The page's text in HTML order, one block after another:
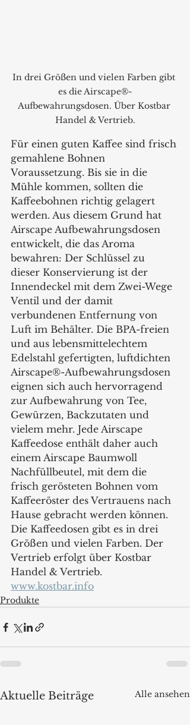
In drei Größen und vielen Farben gibt
es die Airscape®-
Aufbewahrungsdosen. Über Kostbar
Handel & Vertrieb.
Für einen guten Kaffee sind frisch
gemahlene Bohnen
Voraussetzung. Bis sie in die
Mühle kommen, sollten die
Kaffeebohnen richtig gelagert
werden. Aus diesem Grund hat
Airscape Aufbewahrungsdosen
entwickelt, die das Aroma
bewahren: Der Schlüssel zu
dieser Konservierung ist der
Innendeckel mit dem Zwei-Wege
Ventil und der damit
verbundenen Entfernung von
Luft im Behälter. Die BPA-freien
und aus lebensmittelechtem
Edelstahl gefertigten, luftdichten
Airscape®-Aufbewahrungsdosen
eignen sich auch hervorragend
zur Aufbewahrung von Tee,
Gewürzen, Backzutaten und
vielem mehr. Jede Airscape
Kaffeedose enthält daher auch
einem Airscape Baumwoll
Nachfüllbeutel, mit dem die
frisch gerösteten Bohnen vom
Kaffeeröster des Vertrauens nach
Hause gebracht werden können.
Die Kaffeedosen gibt es in drei
Größen und vielen Farben. Der
Vertrieb erfolgt über Kostbar
Handel & Vertrieb.
www.kostbar.info
Produkte
Aktuelle Beiträge Alle ansehen